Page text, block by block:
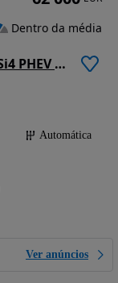
Land Rover Range Rover Sport 2.0 Si4 PHEV HSE Dynamic
Automática
Ver anúncios
Dentro da média